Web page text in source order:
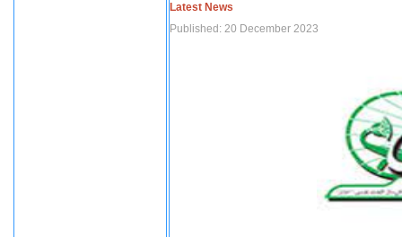
Latest News
Published: 20 December 2023